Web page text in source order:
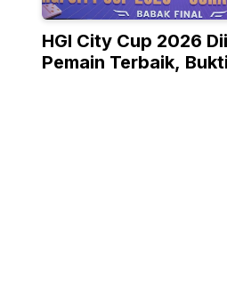
HGI City Cup 2026
Pemain Terbaik,